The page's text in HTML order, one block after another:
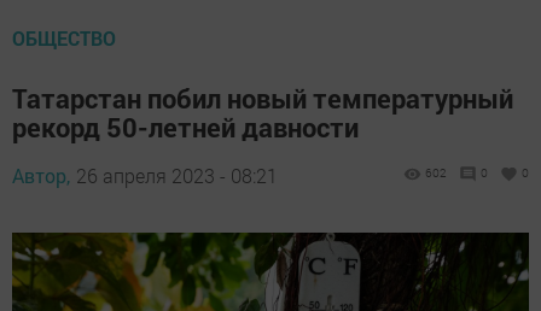
ОБЩЕСТВО
Татарстан побил новый температурный
рекорд 50-летней давности
Автор, 26 апреля 2023 - 08:21 602 0 0